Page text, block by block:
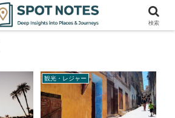
観光・レジャー
検索